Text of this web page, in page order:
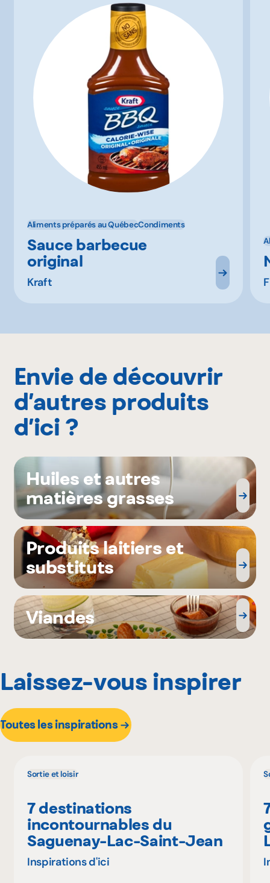
Aliments préparés au QuébecCondiments
Sauce barbecue
original
Kraft
Envie de découvrir
d’autres produits
d’ici ?
Huiles et autres
matières grasses
Produits laitiers et
substituts
Viandes
Laissez-vous inspirer
Toutes les inspirations
Sortie et loisir
7 destinations
incontournables du
Saguenay-Lac-Saint-Jean
Inspirations d'ici